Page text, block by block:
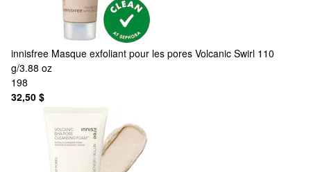
innisfree Masque exfoliant pour les pores Volcanic Swirl 110
g/3.88 oz
198
32,50 $